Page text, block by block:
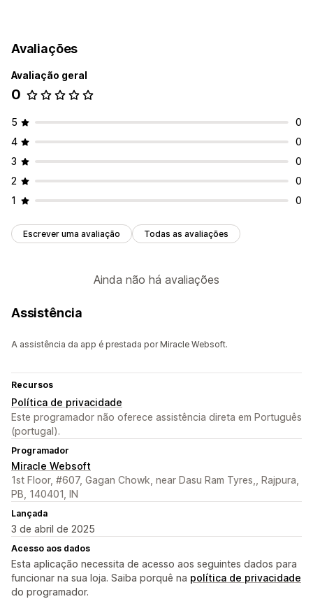
Páginas «Sobre nós»
Rodapés
Páginas 404
Páginas de emprego
Páginas de preços Secções temáticas
Páginas personalizadas
Código personalizado
Avaliações
Avaliação geral
0
5
0
4
0
3
0
2
0
1
0
Escrever uma avaliação Todas as avaliações
Ainda não há avaliações
Assistência
A assistência da app é prestada por Miracle Websoft.
Recursos
Política de privacidade
Este programador não oferece assistência direta em Português
(portugal).
Programador
Miracle Websoft
1st Floor, #607, Gagan Chowk, near Dasu Ram Tyres,, Rajpura,
PB, 140401, IN
Lançada
3 de abril de 2025
Acesso aos dados
Esta aplicação necessita de acesso aos seguintes dados para
funcionar na sua loja. Saiba porquê na política de privacidade
do programador.